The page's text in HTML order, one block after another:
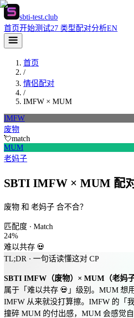
sbti-test.club
首页开始测试27 类型配对分析EN
首页
/
情侣配对
/
IMFW × MUM
IMFW
废物
💘match
MUM
老妈子
SBTI IMFW × MUM 配
废物 和 老妈子 合不合？
匹配度 · Match
24%
难以共存 💀
TL;DR · 一句话读懂这对 CP
SBTI IMFW （废物）× MUM （老妈
属于「 难以共存 💀 」级别。 MUM 想
IMFW 从来就没打算擦。IMFW 的「
撞碎 MUM 的付出感，MUM 会感觉自